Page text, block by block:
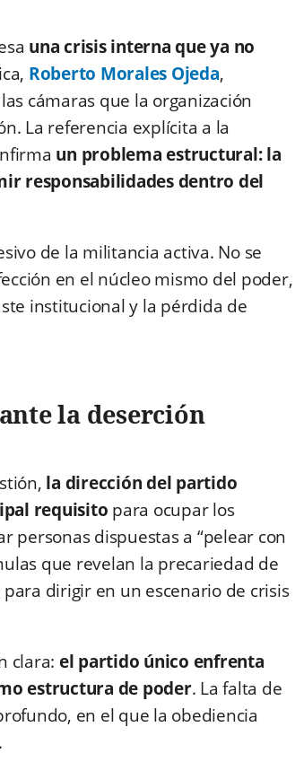
una crisis interna que ya no
Roberto Morales Ojeda,
cámaras que la organización
La referencia explícita a la
un problema estructural: la
responsabilidades dentro del
de la militancia activa. No se
en el núcleo mismo del poder,
institucional y la pérdida de
la deserción
la dirección del partido
requisito para ocupar los
personas dispuestas a “pelear con
que revelan la precariedad de
dirigir en un escenario de crisis
clara: el partido único enfrenta
estructura de poder. La falta de
en el que la obediencia